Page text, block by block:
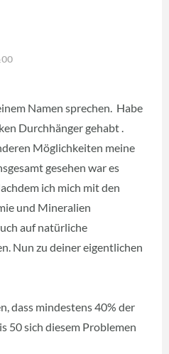
Namen sprechen. Habe
Durchhänger gehabt .
Möglichkeiten meine
gesehen war es
ich mich mit den
und Mineralien
auf natürliche
Nun zu deiner eigentlichen
dass mindestens 40% der
50 sich diesem Problemen